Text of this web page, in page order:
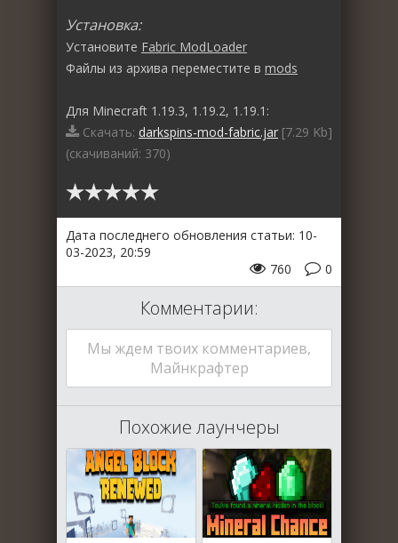
Установка:
Установите Fabric ModLoader
Файлы из архива переместите в mods
Для Minecraft 1.19.3, 1.19.2, 1.19.1:
Скачать: darkspins-mod-fabric.jar [7.29 Kb]
(cкачиваний: 370)
Дата последнего обновления статьи: 10-
03-2023, 20:59
0
760
Комментарии:
Мы ждем твоих комментариев,
Майнкрафтер
Похожие лаунчеры